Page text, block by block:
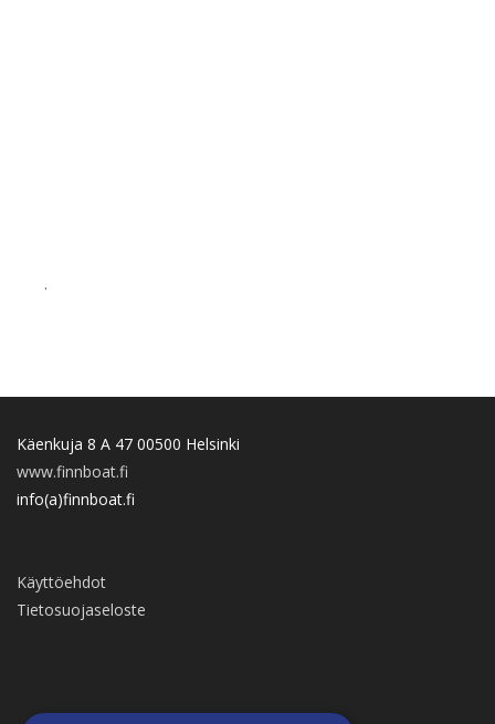
.
Käenkuja 8 A 47 00500 Helsinki
www.finnboat.fi
info(a)finnboat.fi
Käyttöehdot
Tietosuojaseloste